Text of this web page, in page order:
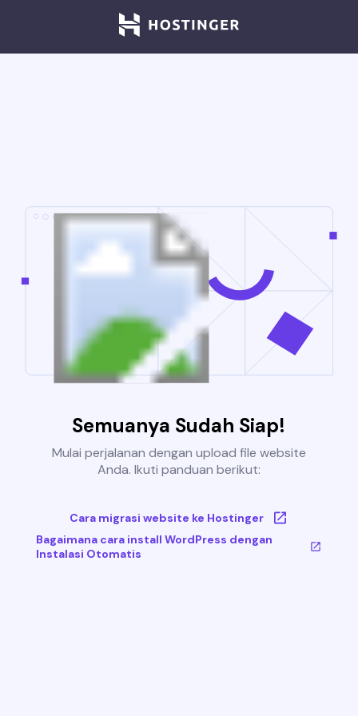
Semuanya Sudah Siap!
Mulai perjalanan dengan upload file website
Anda. Ikuti panduan berikut:
Cara migrasi website ke Hostinger
Bagaimana cara install WordPress dengan
Instalasi Otomatis